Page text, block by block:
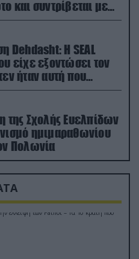
και συντρίβεται με
(βίντεο)
Dehdasht: Η SEAL
είχε εξοντώσει τον
ήταν αυτή που
πιλότο του F-15
της Σχολής Ευελπίδων
ημιμαραθωνίου
Πολωνία